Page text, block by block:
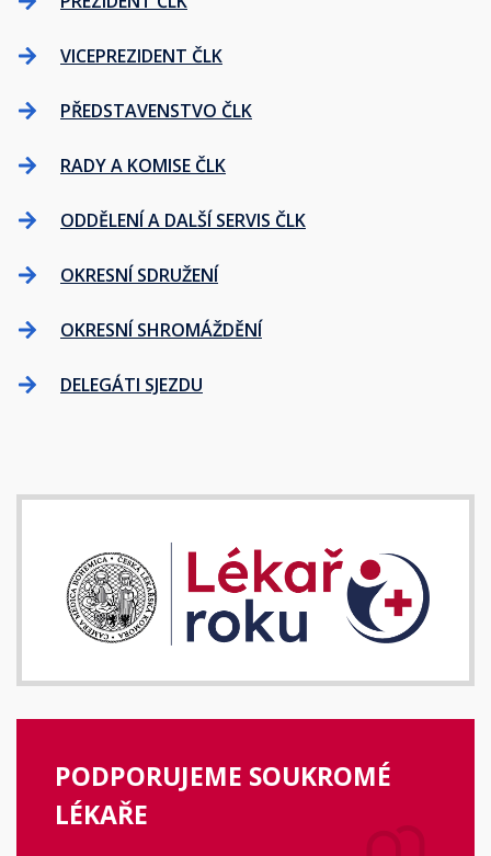
VICEPREZIDENT ČLK
PŘEDSTAVENSTVO ČLK
RADY A KOMISE ČLK
ODDĚLENÍ A DALŠÍ SERVIS ČLK
OKRESNÍ SDRUŽENÍ
OKRESNÍ SHROMÁŽDĚNÍ
DELEGÁTI SJEZDU
PODPORUJEME SOUKROMÉ
LÉKAŘE